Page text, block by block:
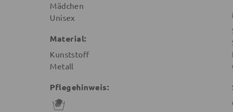
Mädchen
Unisex
Material:
Kunststoff
Metall
Pflegehinweis: